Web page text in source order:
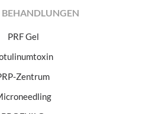
BEHANDLUNGEN
PRF Gel
Zentrum